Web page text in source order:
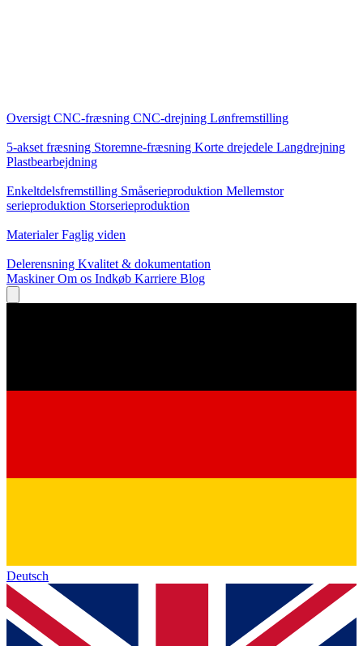
Oversigt CNC-fræsning CNC-drejning Lønfremstilling
5-akset fræsning Storemne-fræsning Korte drejedele Langdrejning
Plastbearbejdning
Enkeltdelsfremstilling Småserieproduktion Mellemstor
serieproduktion Storserieproduktion
MaterialerFaglig viden
Delerensning Kvalitet & dokumentation
MaskinerOm os Indkøb Karriere Blog
Deutsch